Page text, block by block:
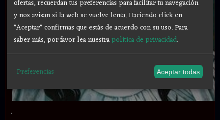
.
ofertas, recuerdan tus preferencias para facilitar tu navegación
y nos avisan si la web se vuelve lenta. Haciendo click en
"Aceptar" confirmas que estás de acuerdo con su uso.Para
saber más, por favor lea nuestrapolítica de privacidad.
Preferencias Aceptar todas